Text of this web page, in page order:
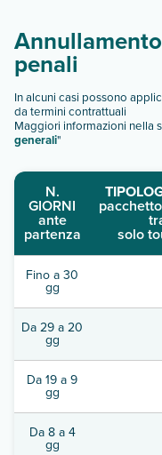
penali
In alcuni casi possono
da termini contrattuali
Maggiori informazioni nella
generali"
N.
GIORNI
ante
partenza solo
Fino a 30
gg
Da 29 a 20
gg
Da 19 a 9
gg
Da 8 a 4
gg